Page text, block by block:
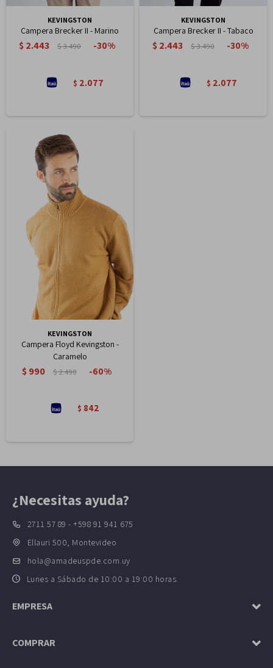
KEVINGSTON
Campera Brecker II - Marino
$ 2.443 $3.490 30
$ 2.077
KEVINGSTON
Campera Brecker II - Tabaco
$ 2.443 $3.490 30
$ 2.077
KEVINGSTON
Campera Floyd Kevingston -
Caramelo
$990 $2.490 60
$ 842
¿Necesitas ayuda?
2711 57 89 - +598 91 941 675
Ellauri 500, Montevideo
hola@amadeuspde.com.uy
Lunes a Sábado de 10:00 a 19:00 horas.
EMPRESA
COMPRAR